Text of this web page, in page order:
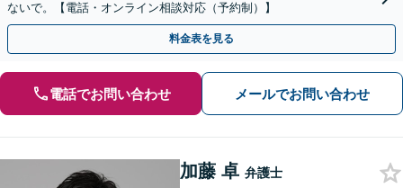
ないで。【電話・オンライン相談対応（予約制）】
料金表を見る
電話でお問い合わせ メールでお問い合わせ
加藤 卓 弁護士